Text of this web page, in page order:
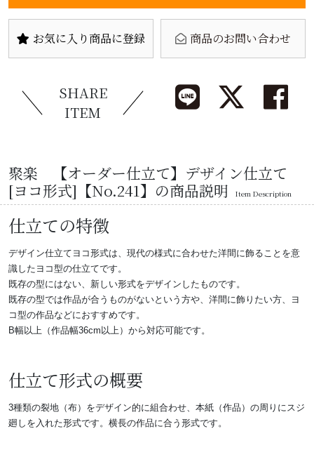
お気に入り商品に登録 商品のお問い合わせ
SHARE
ITEM
聚楽 【オーダー仕立て】デザイン仕立て
[ヨコ形式]【No.241】の商品説明
Item Description
仕立ての特徴
デザイン仕立てヨコ形式は、現代の様式に合わせた洋間に飾ることを意
識したヨコ型の仕立てです。
既存の型にはない、新しい形式をデザインしたものです。
既存の型では作品が合うものがないという方や、洋間に飾りたい方、ヨ
コ型の作品などにおすすめです。
B幅以上（作品幅36cm以上）から対応可能です。
仕立て形式の概要
3種類の裂地（布）をデザイン的に組合わせ、本紙（作品）の周りにスジ
廻しを入れた形式です。横長の作品に合う形式です。